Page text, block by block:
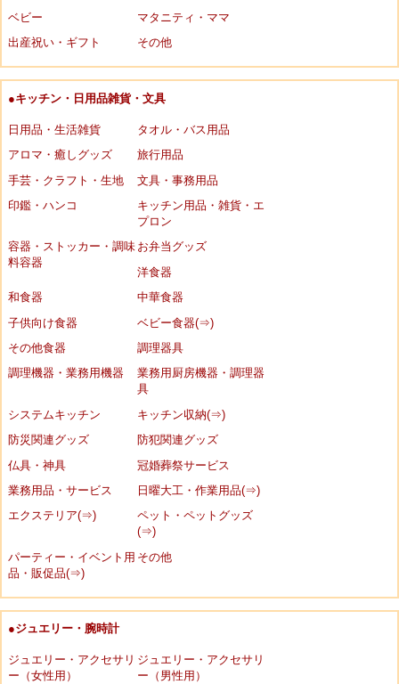
ベビー
マタニティ・ママ
出産祝い・ギフト
その他
●キッチン・日用品雑貨・文具
日用品・生活雑貨
タオル・バス用品
アロマ・癒しグッズ
旅行用品
手芸・クラフト・生地
文具・事務用品
印鑑・ハンコ
キッチン用品・雑貨・エ
プロン
容器・ストッカー・調味
料容器
お弁当グッズ
洋食器
和食器
中華食器
子供向け食器
ベビー食器(⇒)
その他食器
調理器具
調理機器・業務用機器
業務用厨房機器・調理器
具
システムキッチン
キッチン収納(⇒)
防災関連グッズ
防犯関連グッズ
仏具・神具
冠婚葬祭サービス
業務用品・サービス
日曜大工・作業用品(⇒)
エクステリア(⇒)
ペット・ペットグッズ
(⇒)
パーティー・イベント用
品・販促品(⇒)
その他
●ジュエリー・腕時計
ジュエリー・アクセサリ
ー（女性用）
ジュエリー・アクセサリ
ー（男性用）